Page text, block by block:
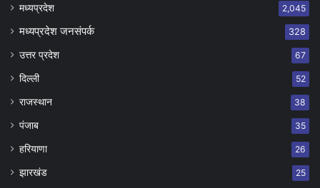
मध्यप्रदेश 2,045
मध्यप्रदेश जनसंपर्क 328
उत्तर प्रदेश 67
दिल्ली 52
राजस्थान 38
पंजाब 35
हरियाणा 26
झारखंड 25